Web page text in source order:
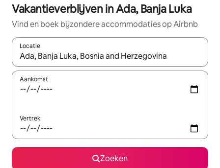
Vakantieverblijven in Ada, Banja Luka
Vind en boek bijzondere accommodaties op Airbnb
Locatie
Wanneer er resultaten beschikbaar zijn, maak je een keuze
Aankomst
Vertrek
Zoeken